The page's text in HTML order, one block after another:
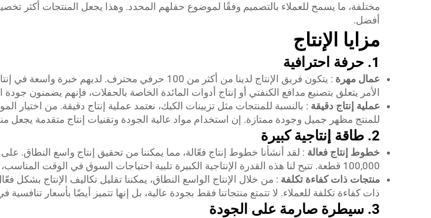
مختلفة، ما يسمح للعملاء بالتصميم وفقًا لموضوع حفلهم المحدد. وهذا يجعل المنتجات أكثر
أفضل.
مزايا الإنتاج
1. حرفة احترافية
عمال مهرة
: يتكون فريق الإنتاج لدينا من أكثر من 100 حرفي
الأمر يتعلق بتصنيع مدافع الكنفتي أو إنتاج أدوات المائدة الخاصة بالحفلات، فإنهم يضمنون جودة
عملية إنتاج دقيقة : بالنسبة للمنتجات مثل تزيينات الكيك، نعتمد عملية إنتاج دقيقة. من
للمنتج مظهر جميل وجودة ممتازة. إن استخدام مواد عالية الجودة وتقنيات إنتاج متقدمة يجعل
2. طاقة إنتاجية كبيرة
خطوط إنتاج فعالة : لقد أنشأنا خطوط إنتاج فعّالة، مما يمكننا من تحقيق إنتاج واسع النطاق.
100,000 قطعة. تتيح لنا هذه القدرة الإنتاجية الكبيرة تلبية احتياجات السوق في الوقت المناسب، سواء بالنسبة للعملاء الأفراد أو منظمي الفعاليات الكبيرة.
منتجات ذات كفاءة تكلفة : من خلال الإنتاج الواسع النطاق، يمكننا تقليل تكاليف الإنتاج
ذات كفاءة تكلفة للعملاء. لا تتمتع منتجاتنا فقط بجودة عالية، بل إنها تتميز أيضًا بأسعار
3. سيطرة صارمة على الجودة